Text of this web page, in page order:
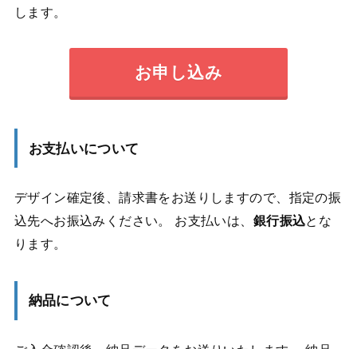
します。
お申し込み
お支払いについて
デザイン確定後、請求書をお送りしますので、指定の振
込先へお振込みください。 お支払いは、 銀行振込とな
ります。
納品について